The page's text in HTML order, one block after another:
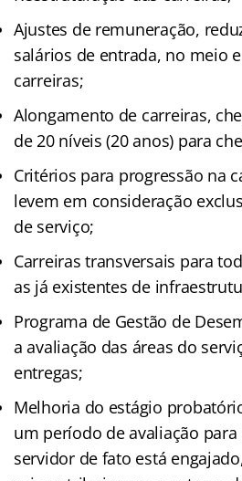
Ajustes de remuneração,
salários de entrada, no meio
carreiras;
Alongamento de carreiras,
de 20 níveis (20 anos) para
Critérios para progressão na
levem em consideração
de serviço;
Carreiras transversais para
as já existentes de
Programa de Gestão de
a avaliação das áreas do
entregas;
Melhoria do estágio
um período de avaliação
servidor de fato está